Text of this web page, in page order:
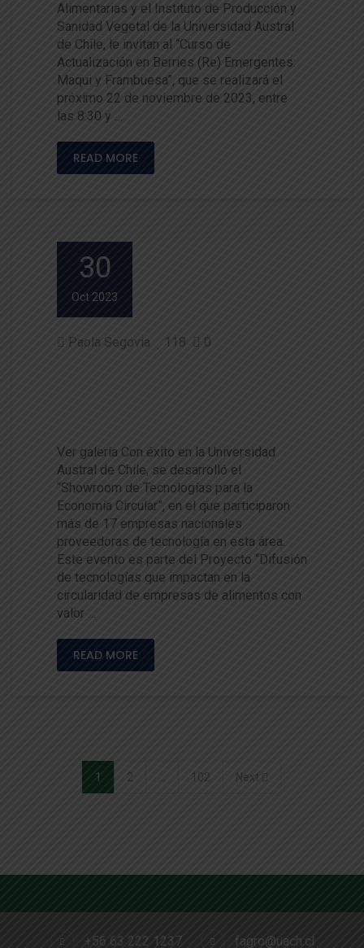
Alimentarias y el Instituto de Producción y
Sanidad Vegetal de la Universidad Austral
de Chile, le invitan al “Curso de
Actualización en Berries (Re) Emergentes:
Maqui y Frambuesa”, que se realizará el
próximo 22 de noviembre de 2023, entre
las 8:30 y …
READ MORE
30
Oct 2023
Paola Segovia 118 0
Ver galería Con éxito en la Universidad
Austral de Chile, se desarrolló el
“Showroom de Tecnologías para la
Economía Circular”, en el que participaron
más de 17 empresas nacionales
proveedoras de tecnología en esta área.
Este evento es parte del Proyecto “Difusión
de tecnologías que impactan en la
circularidad de empresas de alimentos con
valor …
READ MORE
1 2 … 102 Next
+56 63 222 1237 fagro@uach.cl